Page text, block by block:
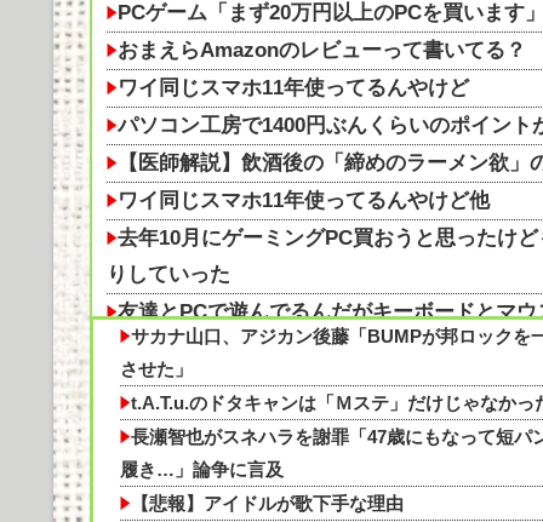
PCゲーム「まず20万円以上のPCを買います
おまえらAmazonのレビューって書いてる？
ワイ同じスマホ11年使ってるんやけど
パソコン工房で1400円ぶんくらいのポイン
【医師解説】飲酒後の「締めのラーメン欲
ワイ同じスマホ11年使ってるんやけど他
去年10月にゲーミングPC買おうと思ったけ
りしていった
友達とPCで遊んでるんだがキーボードとマ
WindowsってCopilotってAI押してるの？必
”サ終” 相次ぐスマホゲーム、倒産も急増
に
【朗報】かつや感謝祭が開催中！人気メニ
”サ終” 相次ぐスマホゲーム、倒産も急増
サカナ山口、アジカン後藤「BUMPが邦ロックを
させた」
t.A.T.u.のドタキャンは「Ｍステ」だけじゃなかっ
長瀬智也がスネハラを謝罪「47歳にもなって短パ
履き…」論争に言及
【悲報】アイドルが歌下手な理由